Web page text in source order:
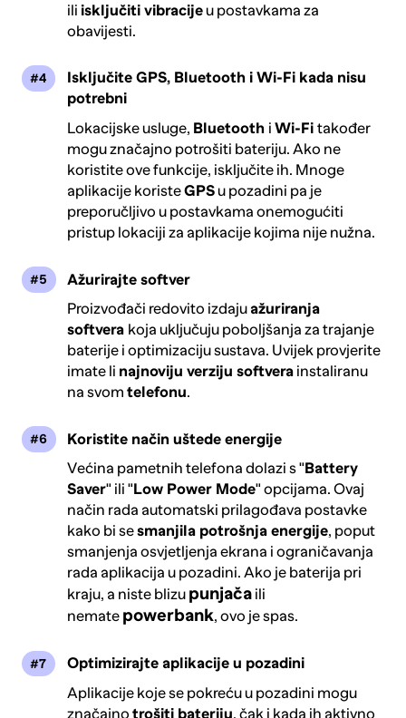
ili isključiti vibracijeu postavkama za
obavijesti.
Isključite GPS, Bluetooth i Wi-Fi kada nisu
potrebni
Lokacijske usluge, Bluetooth iWi-Fitakođer
mogu značajno potrošiti bateriju. Ako ne
koristite ove funkcije, isključite ih. Mnoge
aplikacije koristeGPSu pozadini pa je
preporučljivo u postavkama onemogućiti
pristup lokaciji za aplikacije kojima nije nužna.
Ažurirajte softver
Proizvođači redovito izdaju ažuriranja
softvera koja uključuju poboljšanja za trajanje
baterije i optimizaciju sustava. Uvijek provjerite
imate li najnoviju verziju softvera instaliranu
na svomtelefonu.
Koristite način uštede energije
Većina pametnih telefona dolazi s "Battery
Saver" ili "Low Power Mode" opcijama. Ovaj
način rada automatski prilagođava postavke
kako bi sesmanjila potrošnja energije, poput
smanjenja osvjetljenja ekrana i ograničavanja
rada aplikacija u pozadini. Ako je baterija pri
kraju, a niste blizu punjača ili
nemate powerbank, ovo je spas.
Optimizirajte aplikacije u pozadini
Aplikacije koje se pokreću u pozadini mogu
značajnotrošiti bateriju, čak i kada ih aktivno